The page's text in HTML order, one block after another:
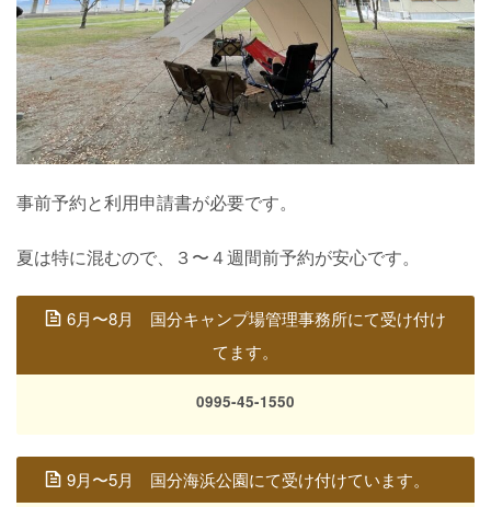
事前予約と利用申請書が必要です。
夏は特に混むので、３〜４週間前予約が安心です。
6月〜8月 国分キャンプ場管理事務所にて受け付け
てます。
0995-45-1550
9月〜5月 国分海浜公園にて受け付けています。